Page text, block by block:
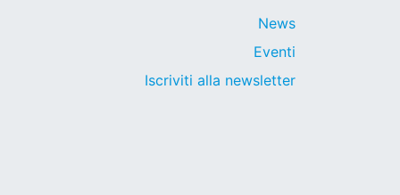
News
Eventi
Iscriviti alla newsletter